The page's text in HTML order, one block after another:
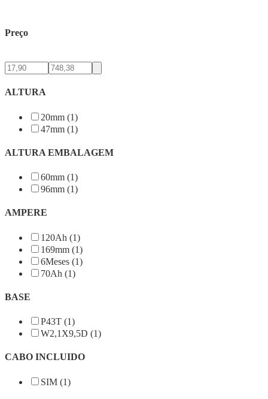
Preço
ALTURA
20mm (1)
47mm (1)
ALTURA EMBALAGEM
60mm (1)
96mm (1)
AMPERE
120Ah (1)
169mm (1)
6Meses (1)
70Ah (1)
BASE
P43T (1)
W2,1X9,5D (1)
CABO INCLUIDO
SIM (1)